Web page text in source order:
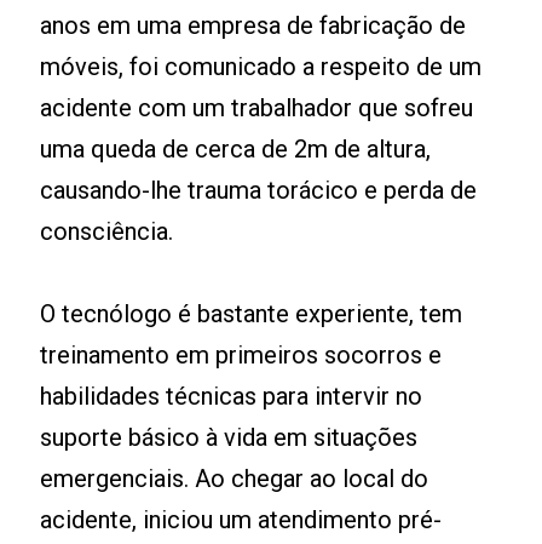
anos em uma empresa de fabricação de
móveis, foi comunicado a respeito de um
acidente com um trabalhador que sofreu
uma queda de cerca de 2m de altura,
causando-lhe trauma torácico e perda de
consciência.
O tecnólogo é bastante experiente, tem
treinamento em primeiros socorros e
habilidades técnicas para intervir no
suporte básico à vida em situações
emergenciais. Ao chegar ao local do
acidente, iniciou um atendimento pré-